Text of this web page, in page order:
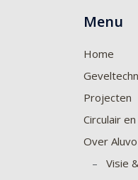
Menu
Home
Projecten
Circulair
Over Aluvo
– Visie